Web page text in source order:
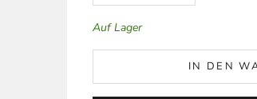
Auf Lager
IN DEN